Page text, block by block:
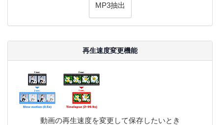
MP3抽出
再生速度変更機能
動画の再生速度を変更して保存したいとき